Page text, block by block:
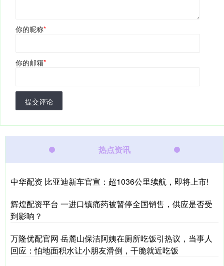
你的昵称*
你的邮箱*
提交评论
热点资讯
中华配资 比亚迪新车官宣：超1036公里续航，即将上市!
辉煌配资平台 一进口镇痛药被暂停全国销售，供应是否受
到影响？
万隆优配官网 岳麓山保洁阿姨在厕所吃饭引热议，当事人
回应：怕地面积水让小朋友滑倒，干脆就近吃饭